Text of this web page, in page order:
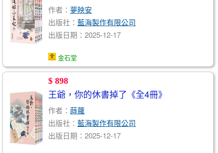
作者： 夢映安
出版社： 藍海製作有限公司
出版日期：2025-12-17
金石堂
$ 898
王爺，你的休書掉了《全4冊》
作者： 蒔蘿
出版社： 藍海製作有限公司
出版日期：2025-12-17